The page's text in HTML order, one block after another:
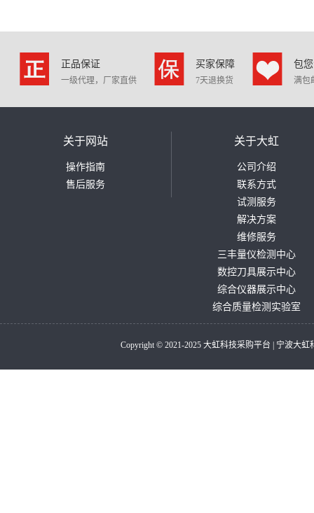
正品保证
一级代理，厂家直供
买家保障
7天退换货
包
满包
关于网站
操作指南
售后服务
关于大虹
公司介绍
联系方式
试测服务
解决方案
维修服务
三丰量仪检测中心
数控刀具展示中心
综合仪器展示中心
综合质量检测实验室
Copyright © 2021-2025 大虹科技采购平台 | 宁波大